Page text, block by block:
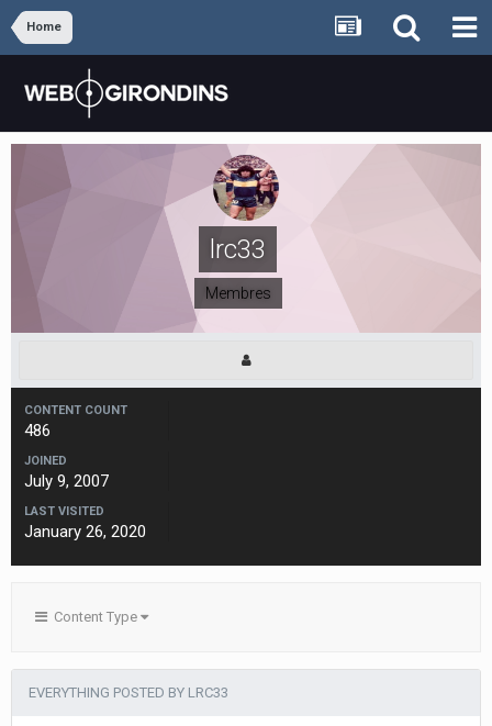
Home
lrc33
Membres
CONTENT COUNT
486
JOINED
July 9, 2007
LAST VISITED
January 26, 2020
Content Type
EVERYTHING POSTED BY LRC33